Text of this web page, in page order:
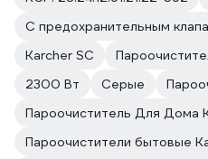
С предохранительным
Karcher SC
2300 Вт
Серые
Пароочиститель Для Дома
Пароочистители бытовые